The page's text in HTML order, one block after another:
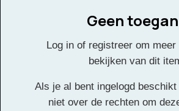
Sint Christoffel
Facebook
TwitterEmailPinterestLinkedIn
Delen
Geen
Log in of registreer om meer
bekijken van dit
Als je al bent ingelogd
niet over de rechten om